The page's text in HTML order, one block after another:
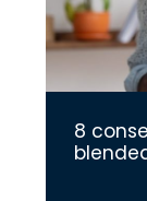
8